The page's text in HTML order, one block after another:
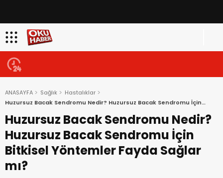
ANASAYFA Sağlık
Hastalıklar
Huzursuz Bacak Sendromu Nedir? Huzursuz Bacak Sendromu İçin
Bitkisel Yöntemler Fayda Sağlar mı?
Huzursuz Bacak Sendromu Nedir?
Huzursuz Bacak Sendromu İçin
Bitkisel Yöntemler Fayda Sağlar
mı?